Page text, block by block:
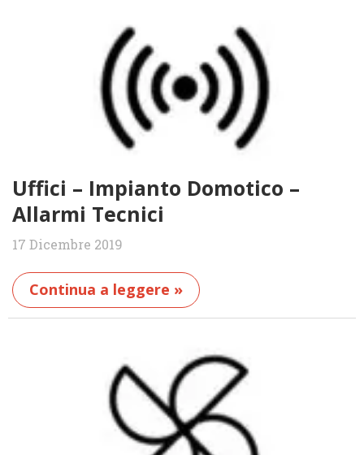
Uffici – Impianto Domotico –
Allarmi Tecnici
17 Dicembre 2019
Continua a leggere »